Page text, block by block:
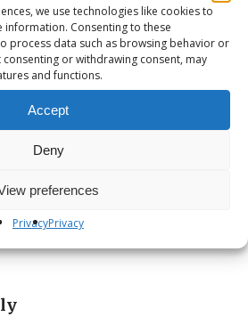
we use technologies like cookies to
information. Consenting to these
process data such as browsing behavior or
or withdrawing consent, may
and functions.
Accept
Deny
preferences
PrivacyPrivacy
Next Post
di Suoni